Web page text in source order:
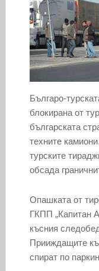
Българо-
блокирана от
българската
техните
турските
обсада
Опашката от
ГКПП „Капитан
късния
Прииждащите
спират по